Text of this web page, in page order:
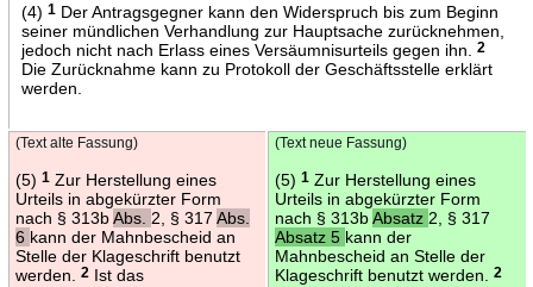
(4) 1Der Antragsgegner kann den Widerspruch bis zum Beginn
seiner mündlichen Verhandlung zur Hauptsache zurücknehmen,
jedoch nicht nach Erlass eines Versäumnisurteils gegen ihn.
2
Die Zurücknahme kann zu Protokoll der Geschäftsstelle erklärt
werden.
(Text alte Fassung)
(5) 1Zur Herstellung eines
Urteils in abgekürzter Form
nach § 313bAbs. 2, § 317 Abs.
6 kann der Mahnbescheid an
Stelle der Klageschrift benutzt
werden.
2Ist das
(Text neue Fassung)
(5) 1Zur Herstellung eines
Urteils in abgekürzter Form
nach § 313bAbsatz 2, § 317
Absatz 5 kann der
Mahnbescheid an Stelle der
Klageschrift benutzt werden.
2